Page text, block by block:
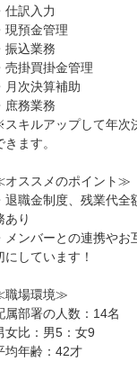
仕訳入力
現預金管理
振込業務
売掛買掛金管理
月次決算補助
庶務業務
キルアップして年次
きます。
ススメのポイント≫
退職金制度、残業代
あり
メンバーとの連携や
にしています！
場環境≫
属部署の人数：14名
女比：男5：女9
均年齢：42才